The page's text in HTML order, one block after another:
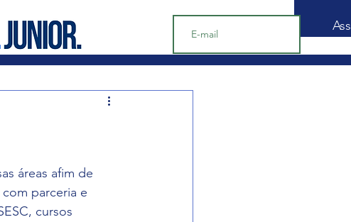
áreas afim de
parceria e
cursos